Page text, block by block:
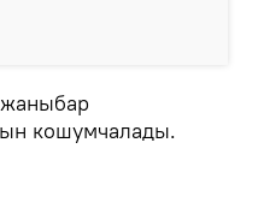
кошумчалады.